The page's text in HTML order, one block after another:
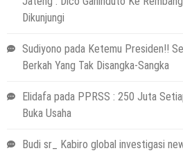
Dikunjungi
Sudiyono pada Ketemu Presiden!!
Berkah Yang Tak Disangka-Sangka
Elidafa pada PPRSS : 250 Juta
Buka Usaha
Budi sr_ Kabiro global investigasi